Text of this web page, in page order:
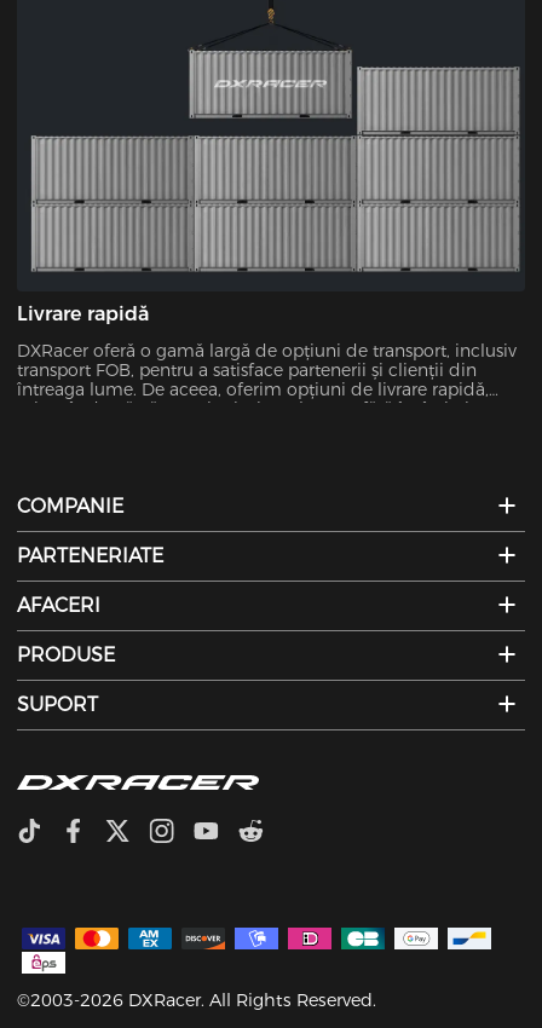
Livrare rapidă
DXRacer oferă o gamă largă de opțiuni de transport, inclusiv
transport FOB, pentru a satisface partenerii și clienții din
întreaga lume. De aceea, oferim opțiuni de livrare rapidă,
asigurându-vă că puteți primi noul scaun fără întârzieri
COMPANIE
PARTENERIATE
AFACERI
PRODUSE
SUPORT
©2003-2026 DXRacer. All Rights Reserved.